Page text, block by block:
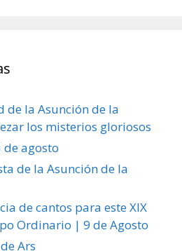
de la Asunción de la
los misterios gloriosos
de agosto
de la Asunción de la
de cantos para este XIX
Ordinario | 9 de Agosto
Ars